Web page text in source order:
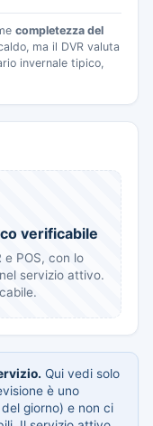
completezza del
ma il DVR valuta
invernale tipico,
verificabile
e POS, con lo
servizio attivo.
Qui vedi solo
è uno
giorno) e non ci